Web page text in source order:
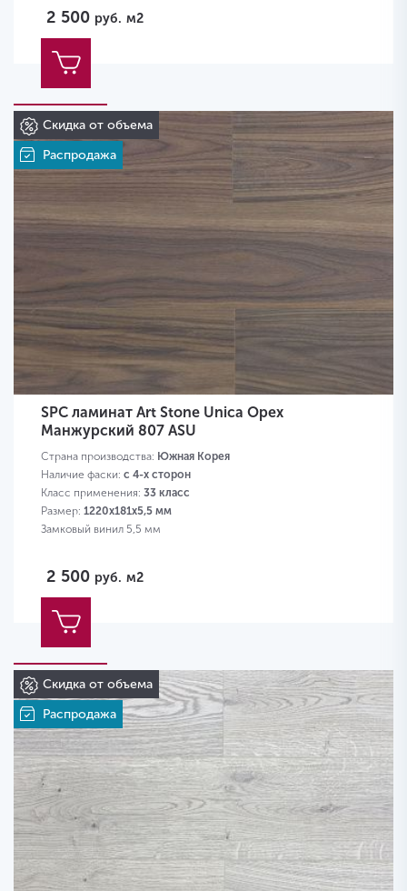
2 500 руб. м2
Скидка от объема
Распродажа
SPC ламинат Art Stone Unica Орех
Манжурский 807 ASU
Страна производства: Южная Корея
Наличие фаски: с 4-х сторон
Класс применения: 33 класс
Размер: 1220х181х5,5 мм
Замковый винил 5,5 мм
2 500 руб. м2
Скидка от объема
Распродажа